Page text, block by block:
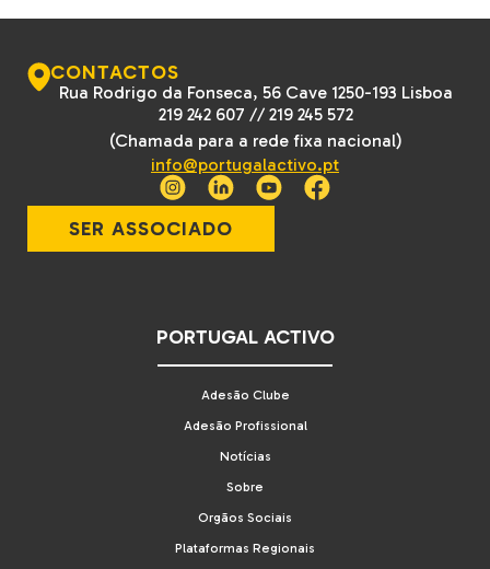
CONTACTOS
Rua Rodrigo da Fonseca, 56 Cave 1250-193 Lisboa
219 242 607 //219 245 572
(Chamada para a rede fixa nacional)
info@portugalactivo.pt
SER ASSOCIADO
PORTUGAL ACTIVO
Adesão Clube
Adesão Profissional
Notícias
Sobre
Orgãos Sociais
Plataformas Regionais